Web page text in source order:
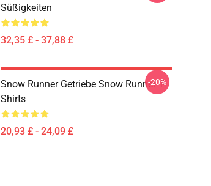
Süßigkeiten
32,35 £ - 37,88 £
Snow Runner Getriebe Snow Runner T-
Shirts
20,93 £ - 24,09 £
-20%